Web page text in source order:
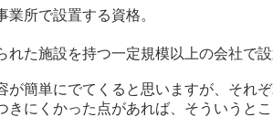
所で設置する資格。
た施設を持つ一定規模以上の会社で設
が簡単にでてくると思いますが、それ
きにくかった点があれば、そういうと